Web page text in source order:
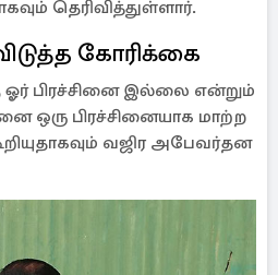
தெரிவித்துள்ளார்.
கோரிக்கை
பிரச்சினை இல்லை என்றும்
ஒரு பிரச்சினையாக மாற்ற
வஜிர அபேவர்தன